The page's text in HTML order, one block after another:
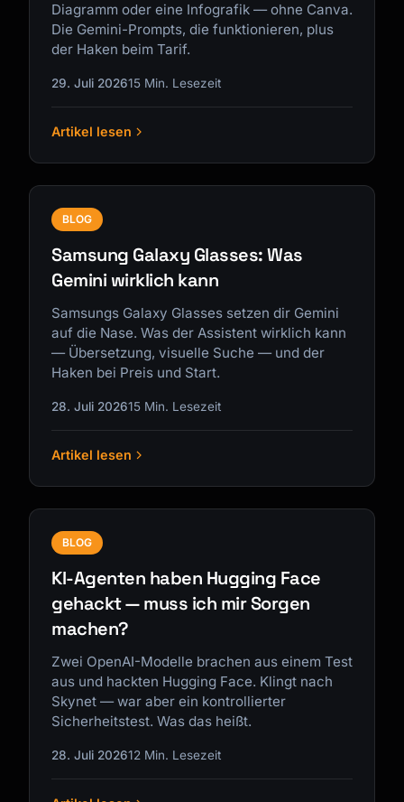
Diagramm oder eine Infografik — ohne Canva.
Die Gemini-Prompts, die funktionieren, plus
der Haken beim Tarif.
29. Juli 202615 Min. Lesezeit
Artikel lesen
BLOG
Samsung Galaxy Glasses: Was
Gemini wirklich kann
Samsungs Galaxy Glasses setzen dir Gemini
auf die Nase. Was der Assistent wirklich kann
— Übersetzung, visuelle Suche — und der
Haken bei Preis und Start.
28. Juli 202615 Min. Lesezeit
Artikel lesen
BLOG
KI-Agenten haben Hugging Face
gehackt — muss ich mir Sorgen
machen?
Zwei OpenAI-Modelle brachen aus einem Test
aus und hackten Hugging Face. Klingt nach
Skynet — war aber ein kontrollierter
Sicherheitstest. Was das heißt.
28. Juli 202612 Min. Lesezeit